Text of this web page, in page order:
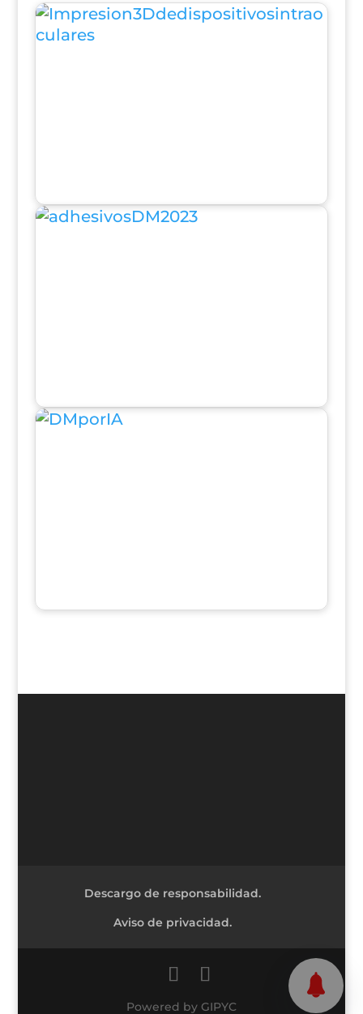
Descargo de responsabilidad.
Aviso de privacidad.
Powered by GIPYC